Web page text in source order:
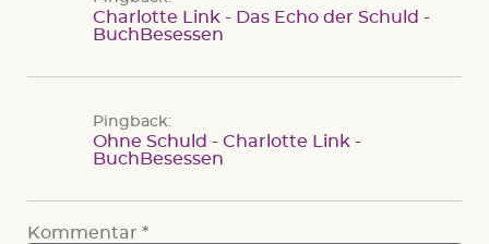
Charlotte Link - Das Echo der Schuld -
BuchBesessen
Pingback:
Ohne Schuld - Charlotte Link -
BuchBesessen
Kommentar *